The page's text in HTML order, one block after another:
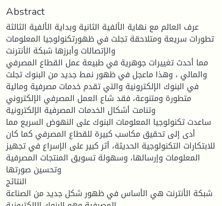
Abstract
عرف العالم مع نهاية الألفية الثانية وبداية الألفية الثالثة
تطورات سريعة ومتلاحقة تجلت في ظهورتكنولوجيا المعلومات
والإتصالات وأبرزها شبكة الأنترنت
مما أحدث تغييرات جوهرية في طبيعة عمل القطاع المصرفي
والمالي ، وهذا ماعجل في ظهور نمط جديد من البنوك تجلت
في البنوك الإلكترونية والتي تقدم خدمات مصرفية ومالية
متطورة ومتنوعة، فقد شاع العمل المصرفي الإلكتروني
وتنامت أشكال الخدمات المصرفية الإلكترونية
ساعدت تكنولوجيا المعلومات البنوك على النهوض السريع مما
أدى إلى تحقيق مكاسب كبيرة للقطاع المصرفي كما كان
للابتكارات التكنولوجية الحديثة، أثر كبير على الإسراع في تجهيز
المعلومات وإرسالها، وسهولة تسويق المنتجات المصرفية
وتحسين صورتها
النتائج
شبكة الأنترنت هي الأساس في ظهور شكل جديد من الصناعة